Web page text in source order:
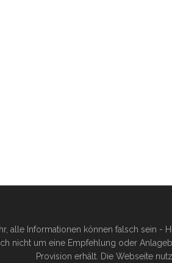
alle Informationen können falsch sein -
nicht um eine Empfehlung oder
Provision erhält. Die Webseite